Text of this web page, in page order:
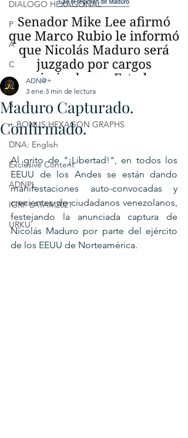
DIALOGO HEXAGONAL
P
A
C
E
S
+ BONUS HEXAGON GRAPHS
DNA: English
Exclusive Content
ADNPL
IGRP LATAM2021
URKU
Maduro Capturado.
Confirmado.
ADN@+
3 ene 3 min de lectura
Al grito de "¡Libertad!", en todos los
EEUU de los Andes se están dando
manifestaciones auto-convocadas y
crecientes de ciudadanos venezolanos,
festejando la anunciada captura de
Nicolás Maduro por parte del ejército
de los EEUU de Norteamérica.